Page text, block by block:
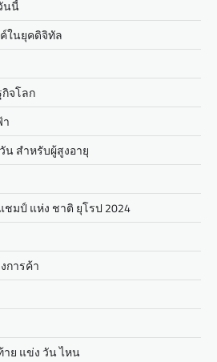
นนี้
ในยุคดิจิทัล
จโลก
สำหรับผู้สูงอายุ
ชมป์ แห่ง ชาติ ยุโรป 2024
การค้า
าย แข่ง วัน ไหน